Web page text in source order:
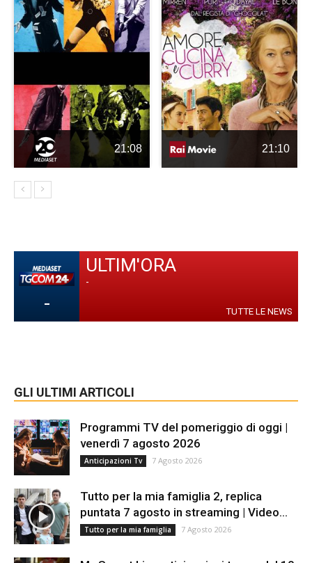
21:08 21:10
-
ULTIM'ORA
-
TUTTE LE NEWS
GLI ULTIMI ARTICOLI
Programmi TV del pomeriggio di oggi |
venerdì 7 agosto 2026
Anticipazioni Tv 7 Agosto 2026
Tutto per la mia famiglia 2, replica
puntata 7 agosto in streaming | Video...
Tutto per la mia famiglia 7 Agosto 2026